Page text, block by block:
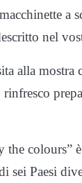
a
nel
alla
the colours”
sei Paesi